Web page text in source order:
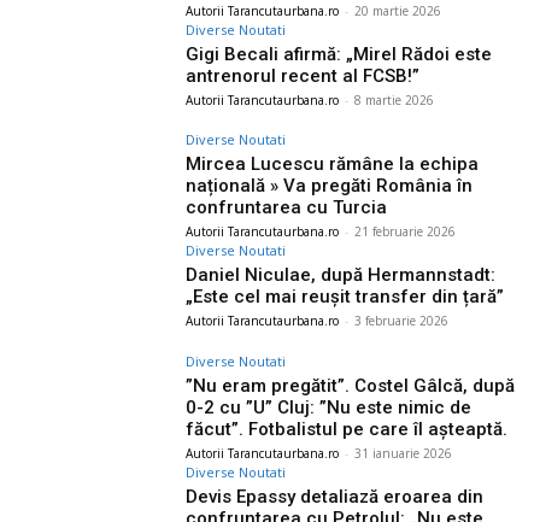
Autorii Tarancutaurbana.ro - 20 martie 2026
Diverse Noutati
Gigi Becali afirmă: „Mirel Rădoi este
antrenorul recent al FCSB!”
Autorii Tarancutaurbana.ro - 8 martie 2026
Diverse Noutati
Mircea Lucescu rămâne la echipa
națională » Va pregăti România în
confruntarea cu Turcia
Autorii Tarancutaurbana.ro - 21 februarie 2026
Diverse Noutati
Daniel Niculae, după Hermannstadt:
„Este cel mai reușit transfer din țară”
Autorii Tarancutaurbana.ro - 3 februarie 2026
Diverse Noutati
”Nu eram pregătit”. Costel Gâlcă, după
0-2 cu ”U” Cluj: ”Nu este nimic de
făcut”. Fotbalistul pe care îl așteaptă.
Autorii Tarancutaurbana.ro - 31 ianuarie 2026
Diverse Noutati
Devis Epassy detaliază eroarea din